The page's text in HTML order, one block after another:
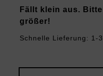
Fällt klein aus.
größer!
Schnelle Lieferung: 1-